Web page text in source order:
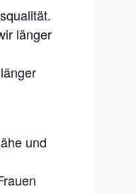
länger
und